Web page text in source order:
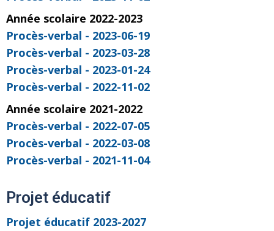
Année scolaire 2022-2023
Procès-verbal - 2023-06-19
Procès-verbal - 2023-03-28
Procès-verbal - 2023-01-24
Procès-verbal - 2022-11-02
Année scolaire 2021-2022
Procès-verbal - 2022-07-05
Procès-verbal - 2022-03-08
Procès-verbal - 2021-11-04
Projet éducatif
Projet éducatif 2023-2027